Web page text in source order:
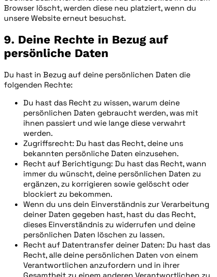
Browser löscht, werden diese neu platziert, wenn du
unsere Website erneut besuchst.
9. Deine Rechte in Bezug auf
persönliche Daten
Du hast in Bezug auf deine persönlichen Daten die
folgenden Rechte:
Du hast das Recht zu wissen, warum deine
persönlichen Daten gebraucht werden, was mit
ihnen passiert und wie lange diese verwahrt
werden.
Zugriffsrecht: Du hast das Recht, deine uns
bekannten persönliche Daten einzusehen.
Recht auf Berichtigung: Du hast das Recht, wann
immer du wünscht, deine persönlichen Daten zu
ergänzen, zu korrigieren sowie gelöscht oder
blockiert zu bekommen.
Wenn du uns dein Einverständnis zur Verarbeitung
deiner Daten gegeben hast, hast du das Recht,
dieses Einverständnis zu widerrufen und deine
persönlichen Daten löschen zu lassen.
Recht auf Datentransfer deiner Daten: Du hast das
Recht, alle deine persönlichen Daten von einem
Verantwortlichen anzufordern und in ihrer